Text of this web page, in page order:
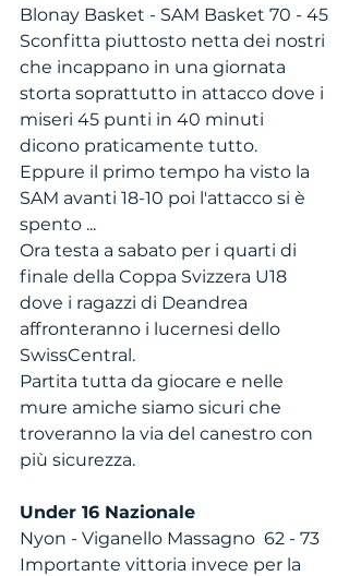
Blonay Basket - SAM Basket 70 - 45
Sconfitta piuttosto netta dei nostri
che incappano in una giornata
storta soprattutto in attacco dove i
miseri 45 punti in 40 minuti
dicono praticamente tutto.
Eppure il primo tempo ha visto la
SAM avanti 18-10 poi l'attacco si è
spento ...
Ora testa a sabato per i quarti di
finale della Coppa Svizzera U18
dove i ragazzi di Deandrea
affronteranno i lucernesi dello
SwissCentral.
Partita tutta da giocare e nelle
mure amiche siamo sicuri che
troveranno la via del canestro con
più sicurezza.
Under 16 Nazionale
Nyon - Viganello Massagno  62 - 73
Importante vittoria invece per la